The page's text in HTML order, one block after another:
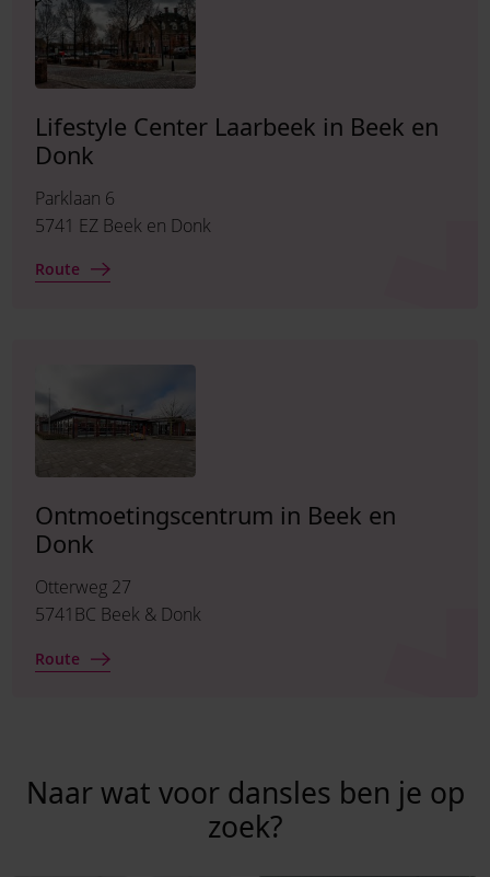
Lifestyle Center Laarbeek in Beek en
Donk
Parklaan 6
5741 EZ Beek en Donk
Route
Ontmoetingscentrum in Beek en
Donk
Otterweg 27
5741BC Beek & Donk
Route
Naar wat voor dansles ben je op
zoek?